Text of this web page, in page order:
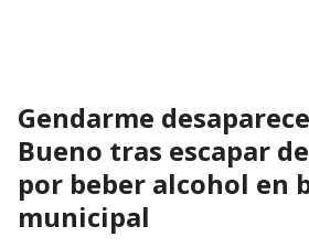
Gendarme
Bueno tras escapar
por beber alcohol en
municipal